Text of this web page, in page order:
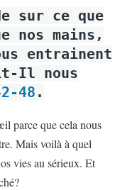
sur ce que
nos mains,
entrainent
Il nous
48 .
parce que cela nous
Mais voilà à quel
vies au sérieux. Et